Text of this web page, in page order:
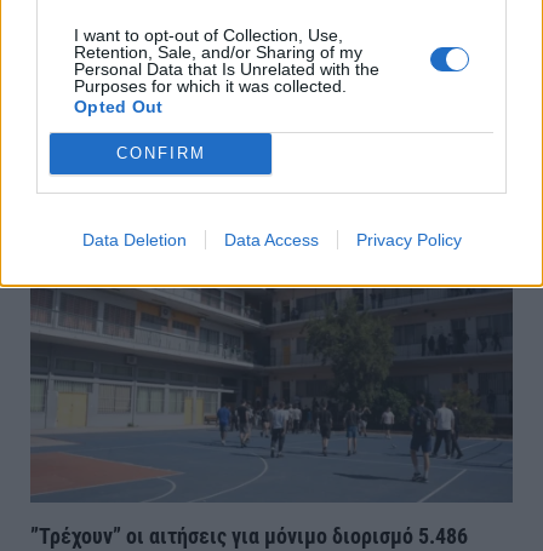
I want to opt-out of Collection, Use,
Retention, Sale, and/or Sharing of my
Personal Data that Is Unrelated with the
Purposes for which it was collected.
Opted Out
CONFIRM
Data Deletion Data Access Privacy Policy
”Τρέχουν” οι θερινές εκπτώσεις:Οδηγός για
ασφαλείς αγορές-Ποιες οι ”παγίδες”
Παρασκευή, 7 Αυγούστου 2026 10:06 ΠΜ
”Τρέχουν” οι αιτήσεις για μόνιμο διορισμό 5.486